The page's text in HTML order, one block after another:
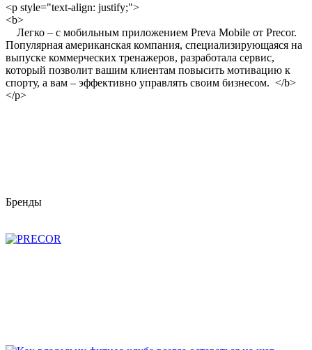
<p style="text-align: justify;">
<b>
Легко – с мобильным приложением Preva Mobile от Precor.
Популярная американская компания, специализирующаяся на
выпуске коммерческих тренажеров, разработала сервис,
который позволит вашим клиентам повысить мотивацию к
спорту, а вам – эффективно управлять своим бизнесом. </b>
</p>
Бренды